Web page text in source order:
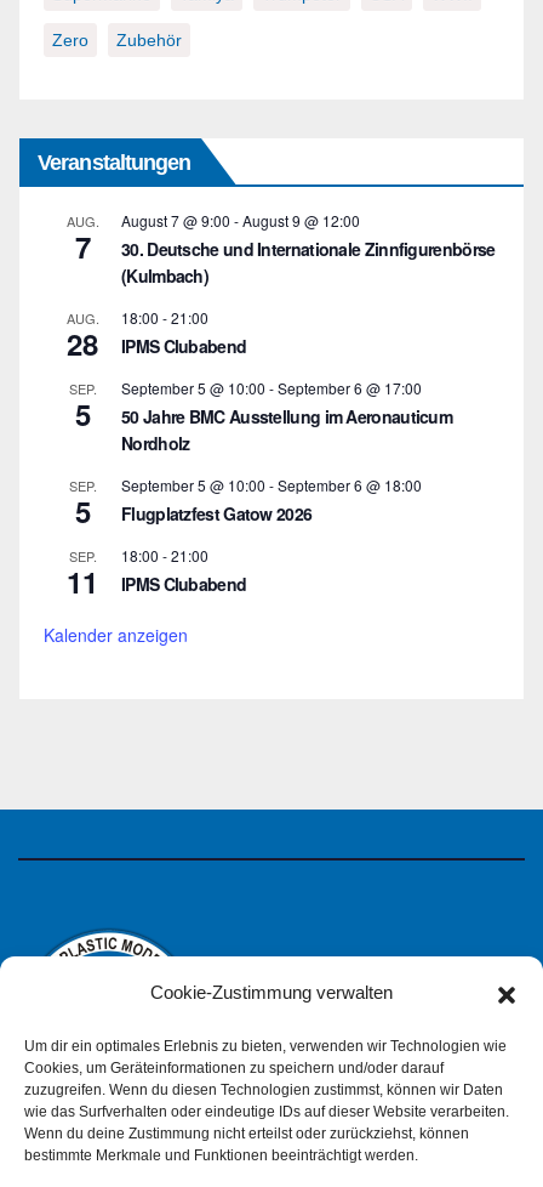
Cookie-Zustimmung verwalten
Um dir ein optimales Erlebnis zu bieten, verwenden wir Technologien wie
Cookies, um Geräteinformationen zu speichern und/oder darauf
zuzugreifen. Wenn du diesen Technologien zustimmst, können wir Daten
wie das Surfverhalten oder eindeutige IDs auf dieser Website verarbeiten.
Wenn du deine Zustimmung nicht erteilst oder zurückziehst, können
bestimmte Merkmale und Funktionen beeinträchtigt werden.
Zero Zubehör
Veranstaltungen
AUG.
7
August 7 @ 9:00 -August 9 @ 12:00
30. Deutsche und Internationale Zinnfigurenbörse
(Kulmbach)
AUG.
28
18:00 -21:00
IPMS Clubabend
SEP.
5
September 5 @ 10:00 -September 6 @ 17:00
50 Jahre BMC Ausstellung im Aeronauticum
Nordholz
SEP.
5
September 5 @ 10:00 -September 6 @ 18:00
Flugplatzfest Gatow 2026
SEP.
11
18:00 -21:00
IPMS Clubabend
Kalender anzeigen
IPMS Deutschland